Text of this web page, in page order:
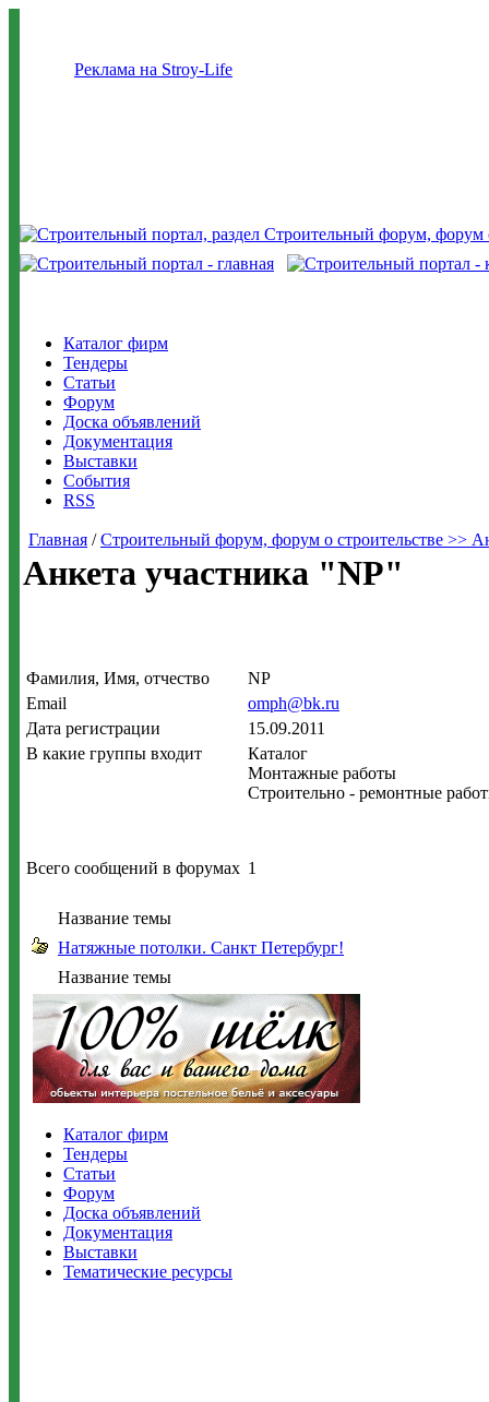
Реклама на Stroy-Life
Каталог фирм
Тендеры
Статьи
Форум
Доска объявлений
Документация
Выставки
События
RSS
Главная /Строительный форум, форум о строительстве >>
Анкета участника "NP"
Фамилия, Имя, отчество
NP
Email
omph@bk.ru
Дата регистрации
15.09.2011
В какие группы входит
Каталог
Монтажные работы
Строительно - ремонтные
Всего сообщений в форумах 1
Название темы
Натяжные потолки. Санкт Петербург!
Название темы
Каталог фирм
Тендеры
Статьи
Форум
Доска объявлений
Документация
Выставки
Тематические ресурсы